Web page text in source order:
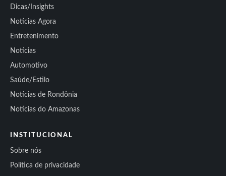
Dicas/Insights
Notícias Agora
Entretenimento
Notícias
Automotivo
Saúde/Estilo
Notícias de Rondônia
Notícias do Amazonas
INSTITUCIONAL
Sobre nós
Política de privacidade